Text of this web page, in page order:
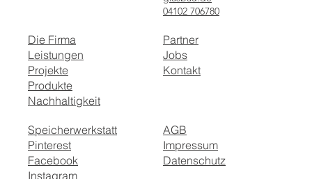
Die Firma
Leistungen
Projekte
Produkte
Nachhaltigkeit
Partner
Jobs
Kontakt
AGB
Impressum
Datenschutz
Speicherwerkstatt
Pinterest
Facebook
Instagram
04102 706780